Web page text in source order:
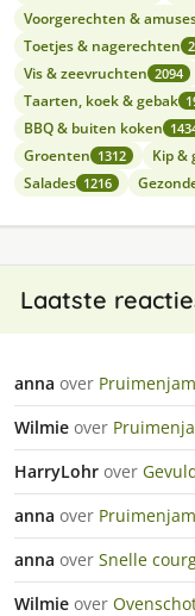
Voorgerechten &
Toetjes & nagerechten
Vis & zeevruchten 2094
Taarten, koek & gebak
BBQ & buiten koken
Groenten 1312 Kip &
Salades 1216
Laatste
anna over
Wilmie over
HarryLohr over
anna over
anna over Snelle
Wilmie over